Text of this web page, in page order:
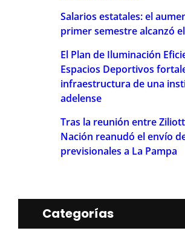
Salarios estatales: el
primer semestre alcanzó
El Plan de Iluminación
Espacios Deportivos
infraestructura de una
adelense
Tras la reunión entre
Nación reanudó el envío
previsionales a La Pampa
Categorías